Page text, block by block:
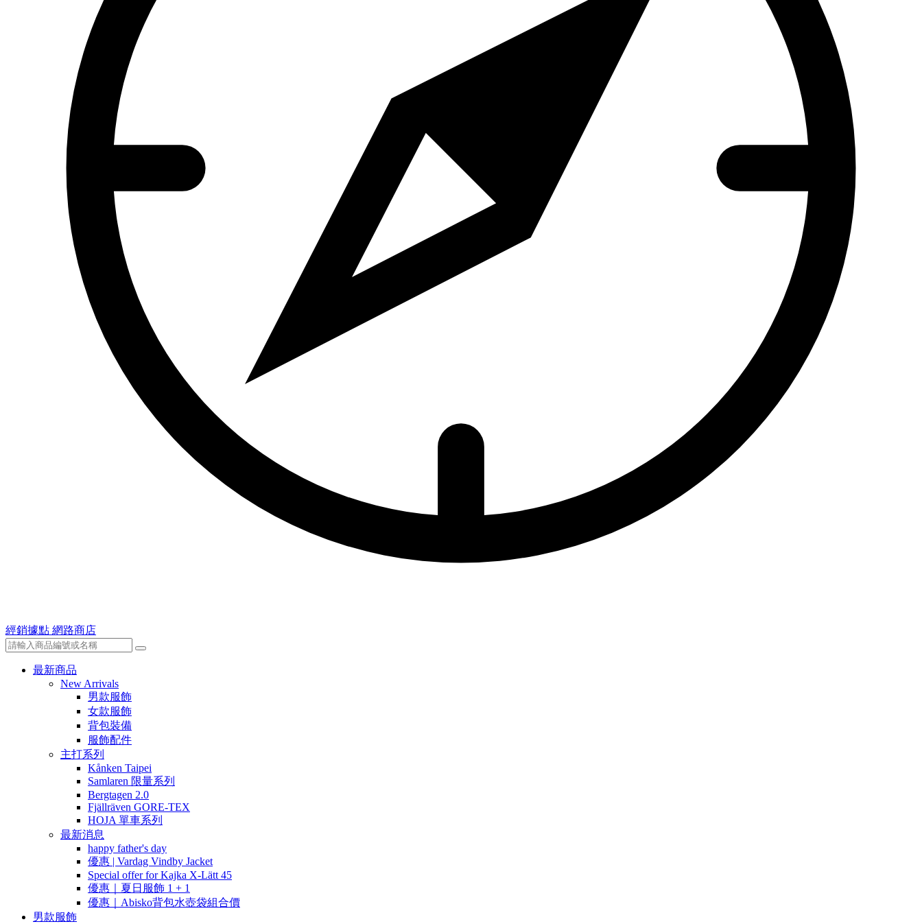
經銷據點 網路商店
最新商品
New Arrivals
男款服飾
女款服飾
背包裝備
服飾配件
主打系列
Kånken Taipei
Samlaren 限量系列
Bergtagen 2.0
Fjällräven GORE-TEX
HOJA 單車系列
最新消息
happy father's day
優惠 | Vardag Vindby Jacket
Special offer for Kajka X-Lätt 45
優惠｜夏日服飾 1 + 1
優惠｜Abisko背包水壺袋組合價
男款服飾